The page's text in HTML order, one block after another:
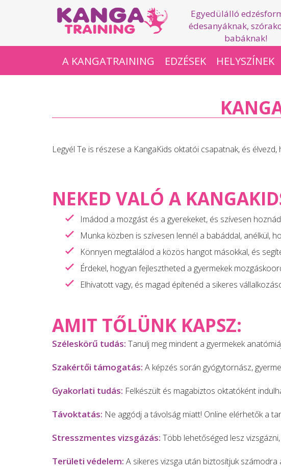
Egyedülálló
édesanyáknak,
babáknak!
A KANGATRAINING EDZÉSEK HELYSZÍNEK
Legyél Te is részese a KangaKids oktatói csapatnak, és
NEKED VALÓ A
Imádod a mozgást és a gyerekeket, és szívesen
Munka közben is szívesen lennél a babáddal, anélkül,
Könnyen megtalálod a közös hangot másokkal, és
Érdekel, hogyan fejlesztheted a gyermekek
Elhivatott vagy, és magad építenéd a sikeres
AMIT TŐLÜNK KAPSZ:
Széleskörű tudás: Tanulj meg mindent a gyermekek
Szakértői támogatás: A képzés során gyógytornász,
Gyakorlati tudás: Felkészült és magabiztos oktatóként
Távoktatás: Ne aggódj a távolság miatt! Online elérhetők a
Stresszmentes vizsgázás: Több lehetőséged lesz
Területi védelem: A sikeres vizsga után biztosítjuk